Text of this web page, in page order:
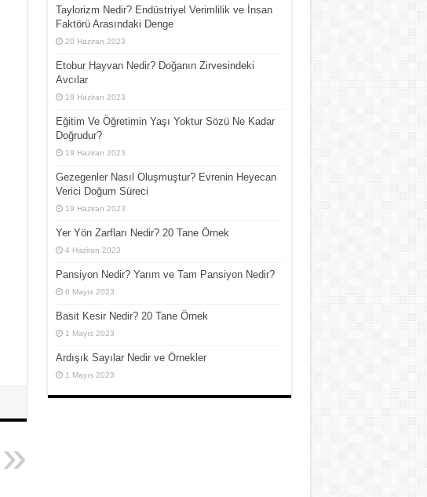
Taylorizm Nedir? Endüstriyel Verimlilik ve İnsan
Faktörü Arasındaki Denge
20 Haziran 2023
Etobur Hayvan Nedir? Doğanın Zirvesindeki
Avcılar
19 Haziran 2023
Eğitim Ve Öğretimin Yaşı Yoktur Sözü Ne Kadar
Doğrudur?
19 Haziran 2023
Gezegenler Nasıl Oluşmuştur? Evrenin Heyecan
Verici Doğum Süreci
19 Haziran 2023
Yer Yön Zarfları Nedir? 20 Tane Örnek
4 Haziran 2023
Pansiyon Nedir? Yarım ve Tam Pansiyon Nedir?
6 Mayıs 2023
Basit Kesir Nedir? 20 Tane Örnek
1 Mayıs 2023
Ardışık Sayılar Nedir ve Örnekler
1 Mayıs 2023